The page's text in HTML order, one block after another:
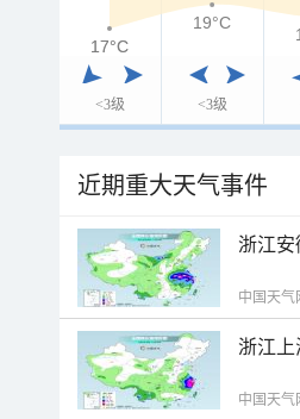
<3级 <3级
17°C
17°C
19°C
近期重大天气事件
浙江
中国天气
浙江上
中国天气